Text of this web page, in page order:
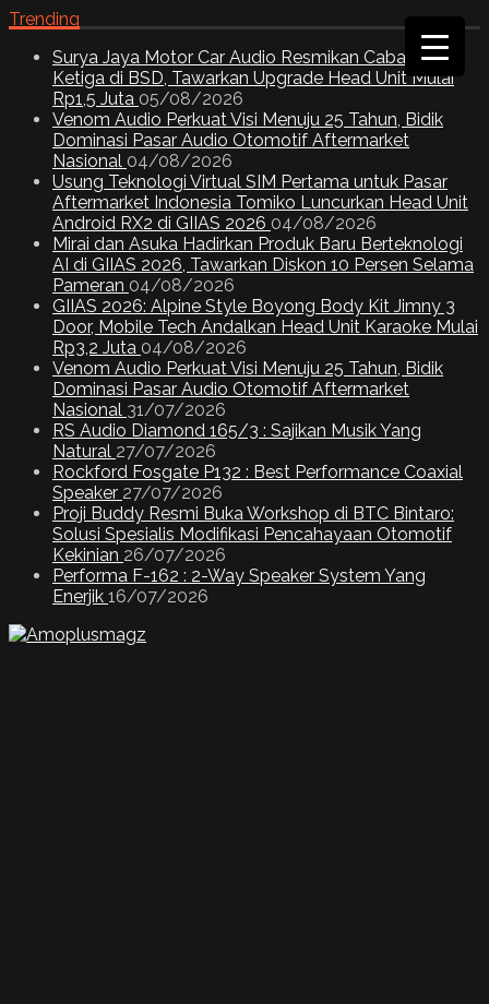
Trending
Surya Jaya Motor Car Audio Resmikan Cabang
Ketiga di BSD, Tawarkan Upgrade Head Unit Mulai
Rp1,5 Juta 05/08/2026
Venom Audio Perkuat Visi Menuju 25 Tahun, Bidik
Dominasi Pasar Audio Otomotif Aftermarket
Nasional 04/08/2026
Usung Teknologi Virtual SIM Pertama untuk Pasar
Aftermarket Indonesia Tomiko Luncurkan Head Unit
Android RX2 di GIIAS 2026 04/08/2026
Mirai dan Asuka Hadirkan Produk Baru Berteknologi
AI di GIIAS 2026, Tawarkan Diskon 10 Persen Selama
Pameran 04/08/2026
GIIAS 2026: Alpine Style Boyong Body Kit Jimny 3
Door, Mobile Tech Andalkan Head Unit Karaoke Mulai
Rp3,2 Juta 04/08/2026
Venom Audio Perkuat Visi Menuju 25 Tahun, Bidik
Dominasi Pasar Audio Otomotif Aftermarket
Nasional 31/07/2026
RS Audio Diamond 165/3 : Sajikan Musik Yang
Natural 27/07/2026
Rockford Fosgate P132 : Best Performance Coaxial
Speaker 27/07/2026
Proji Buddy Resmi Buka Workshop di BTC Bintaro:
Solusi Spesialis Modifikasi Pencahayaan Otomotif
Kekinian 26/07/2026
Performa F-162 : 2-Way Speaker System Yang
Enerjik 16/07/2026